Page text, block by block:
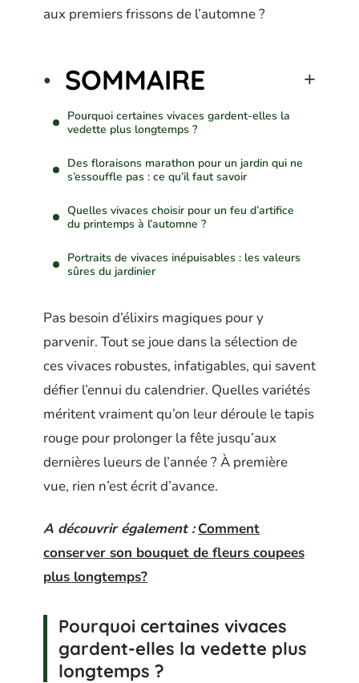
aux premiers frissons de l’automne ?
SOMMAIRE
Pourquoi certaines vivaces gardent-elles la
vedette plus longtemps ?
Des floraisons marathon pour un jardin qui ne
s’essouffle pas : ce qu’il faut savoir
Quelles vivaces choisir pour un feu d’artifice
du printemps à l’automne ?
Portraits de vivaces inépuisables : les valeurs
sûres du jardinier
Pas besoin d’élixirs magiques pour y
parvenir. Tout se joue dans la sélection de
ces vivaces robustes, infatigables, qui savent
défier l’ennui du calendrier. Quelles variétés
méritent vraiment qu’on leur déroule le tapis
rouge pour prolonger la fête jusqu’aux
dernières lueurs de l’année ? À première
vue, rien n’est écrit d’avance.
A découvrir également : Comment
conserver son bouquet de fleurs coupees
plus longtemps?
Pourquoi certaines vivaces
gardent-elles la vedette plus
longtemps ?